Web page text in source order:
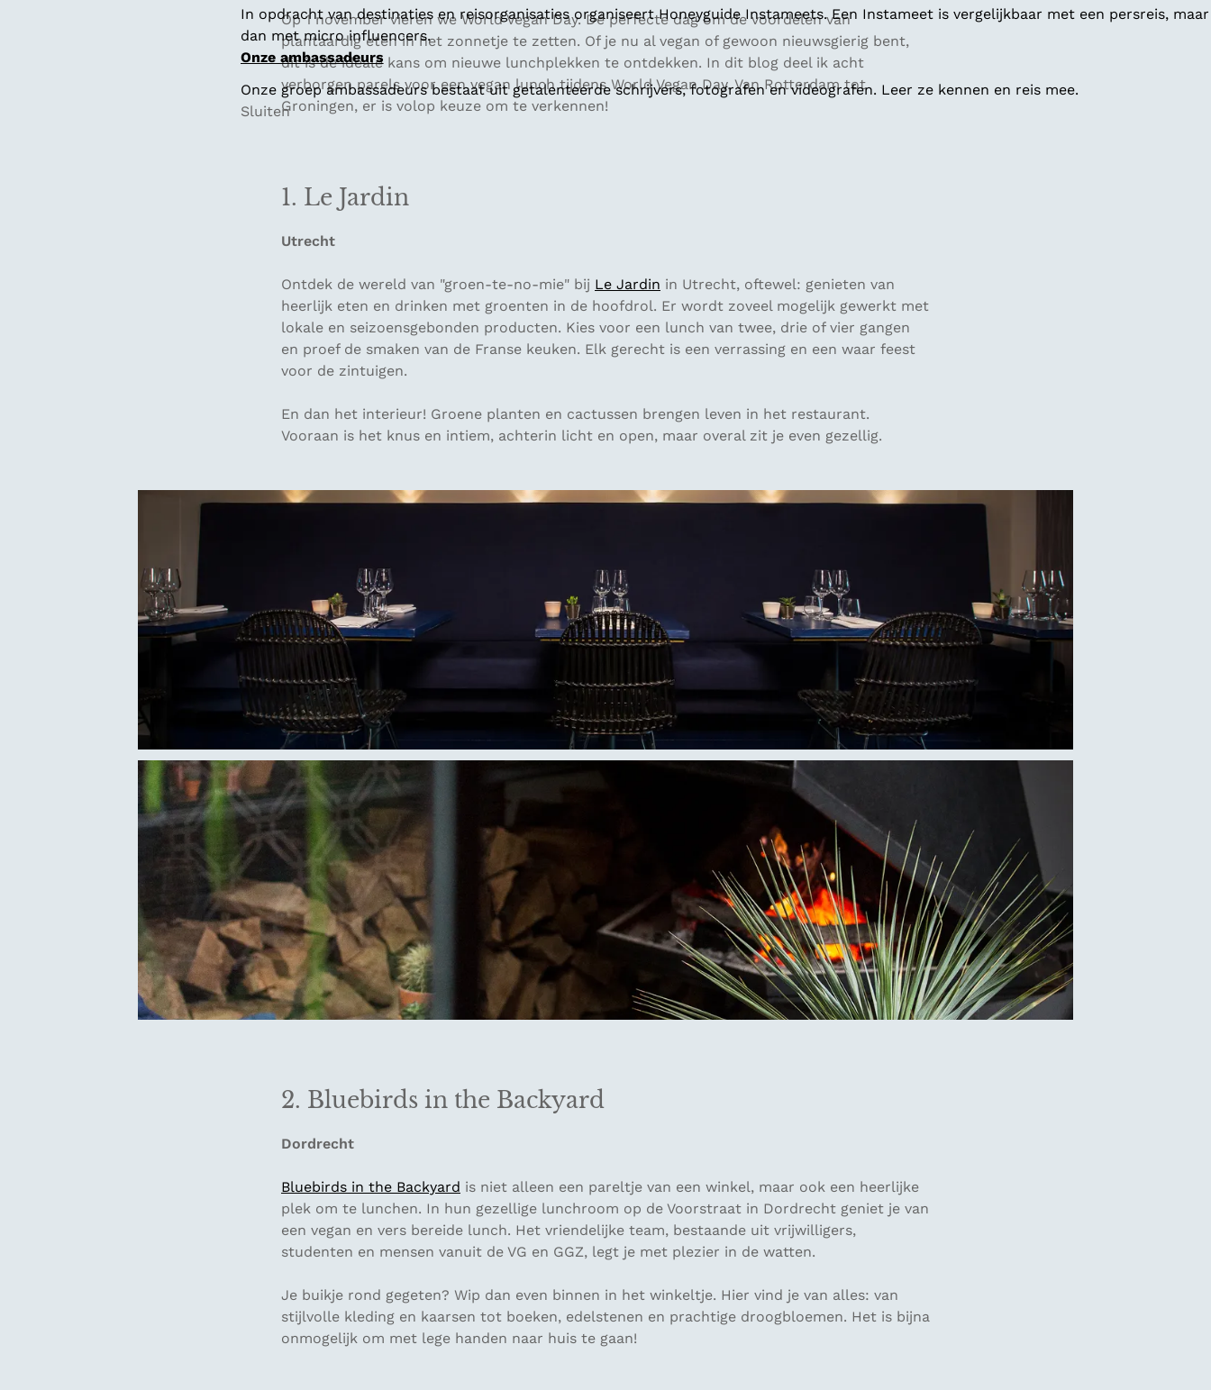
In opdracht van destinaties en reisorganisaties organiseert Honeyguide Instameets. Een Instameet is vergelijkbaar met een persreis, maar
dan met micro influencers.
Onze ambassadeurs
Onze groep ambassadeurs bestaat uit getalenteerde schrijvers, fotografen en videografen. Leer ze kennen en reis mee.
Sluiten
Op 1 november vieren we World Vegan Day. Dé perfecte dag om de voordelen van
plantaardig eten in het zonnetje te zetten. Of je nu al vegan of gewoon nieuwsgierig bent,
dit is de ideale kans om nieuwe lunchplekken te ontdekken. In dit blog deel ik acht
verborgen parels voor een vegan lunch tijdens World Vegan Day. Van Rotterdam tot
Groningen, er is volop keuze om te verkennen!
1. Le Jardin
Utrecht
Ontdek de wereld van "groen-te-no-mie" bij Le Jardin in Utrecht, oftewel: genieten van
heerlijk eten en drinken met groenten in de hoofdrol. Er wordt zoveel mogelijk gewerkt met
lokale en seizoensgebonden producten. Kies voor een lunch van twee, drie of vier gangen
en proef de smaken van de Franse keuken. Elk gerecht is een verrassing en een waar feest
voor de zintuigen.
En dan het interieur! Groene planten en cactussen brengen leven in het restaurant.
Vooraan is het knus en intiem, achterin licht en open, maar overal zit je even gezellig.
2. Bluebirds in the Backyard
Dordrecht
Bluebirds in the Backyard is niet alleen een pareltje van een winkel, maar ook een heerlijke
plek om te lunchen. In hun gezellige lunchroom op de Voorstraat in Dordrecht geniet je van
een vegan en vers bereide lunch. Het vriendelijke team, bestaande uit vrijwilligers,
studenten en mensen vanuit de VG en GGZ, legt je met plezier in de watten.
Je buikje rond gegeten? Wip dan even binnen in het winkeltje. Hier vind je van alles: van
stijlvolle kleding en kaarsen tot boeken, edelstenen en prachtige droogbloemen. Het is bijna
onmogelijk om met lege handen naar huis te gaan!